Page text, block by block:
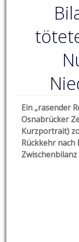
Ein „rasender
Osnabrücker
Kurzportrait)
Rückkehr nach